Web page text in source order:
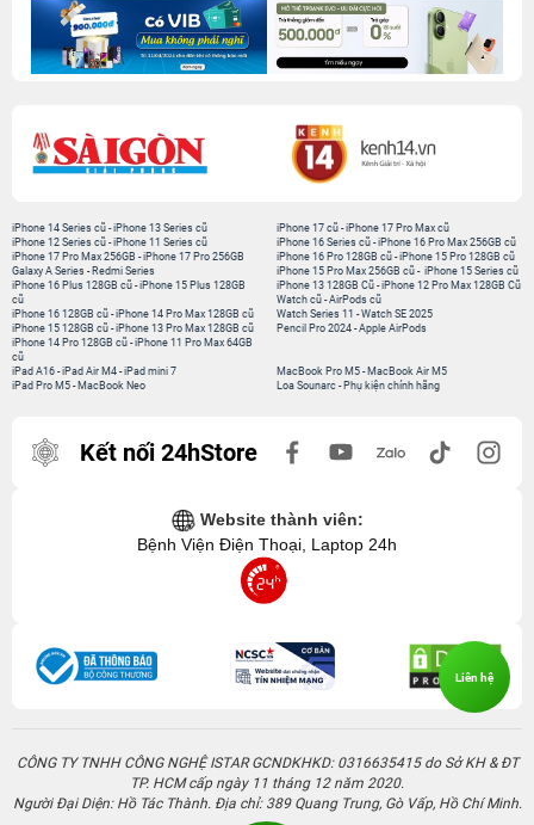
iPhone 14 Series cũ -iPhone 13 Series cũ
iPhone 12 Series cũ -iPhone 11 Series cũ
iPhone 17 Pro Max 256GB -iPhone 17 Pro 256GB
Galaxy A Series - Redmi Series
iPhone 17 cũ-iPhone 17 Pro Max cũ
iPhone 16 Series cũ- iPhone 16 Pro Max 256GB cũ
iPhone 16 Pro 128GB cũ-iPhone 15 Pro 128GB cũ
iPhone 15 Pro Max 256GB cũ- iPhone 15 Series cũ
iPhone 16 Plus 128GB cũ -iPhone 15 Plus 128GB
cũ
iPhone 16 128GB cũ -iPhone 14 Pro Max 128GB cũ
iPhone 15 128GB cũ -iPhone 13 Pro Max 128GB cũ
iPhone 14 Pro 128GB cũ -iPhone 11 Pro Max 64GB
cũ
iPhone 13 128GB Cũ-iPhone 12 Pro Max 128GB Cũ
Watch cũ-AirPods cũ
Watch Series 11 -Watch SE 2025
Pencil Pro 2024-Apple AirPods
iPad A16 -iPad Air M4 -iPad mini 7
iPad Pro M5 - MacBook Neo
MacBook Pro M5- MacBook Air M5
Loa Sounarc- Phụ kiện chính hãng
Kết nối 24hStore
Website thành viên:
Bệnh Viện Điện Thoại, Laptop 24h
CÔNG TY TNHH CÔNG NGHỆ ISTAR GCNDKHKD: 0316635415 do Sở KH & ĐT
TP. HCM cấp ngày 11 tháng 12 năm 2020.
Người Đại Diện: Hồ Tác Thành. Địa chỉ: 389 Quang Trung, Gò Vấp, Hồ Chí Minh.
Liên hệ